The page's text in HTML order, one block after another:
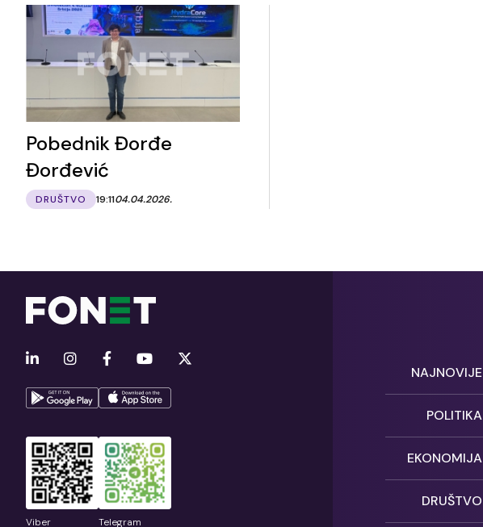
Pobednik Đorđe
Đorđević
DRUŠTVO 19:1104.04.2026.
Viber Telegram
NAJNOVIJE
POLITIKA
EKONOMIJA
DRUŠTVO